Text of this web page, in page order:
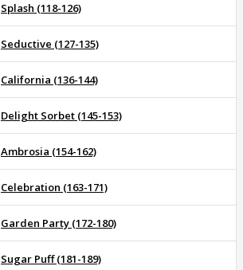
Splash (118-126)
Seductive (127-135)
California (136-144)
Delight Sorbet (145-153)
Ambrosia (154-162)
Celebration (163-171)
Garden Party (172-180)
Sugar Puff (181-189)